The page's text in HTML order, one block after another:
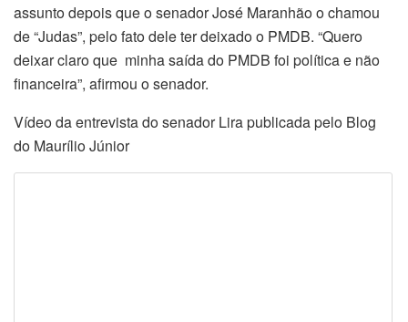
assunto depois que o senador José Maranhão o chamou
de “Judas”, pelo fato dele ter deixado o PMDB. “Quero
deixar claro que minha saída do PMDB foi política e não
financeira”, afirmou o senador.
Vídeo da entrevista do senador Lira publicada pelo Blog
do Maurílio Júnior